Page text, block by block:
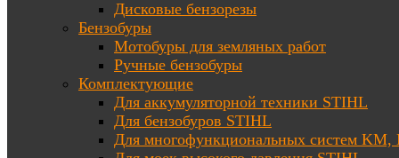
Дисковые бензорезы
Бензобуры
Мотобуры для земляных работ
Ручные бензобуры
Комплектующие
Для аккумуляторной техники STIHL
Для бензобуров STIHL
Для многофункциональных систем KM,